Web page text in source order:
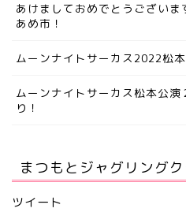
あけましておめでとうござい
あめ市！
ムーンナイトサーカス2022松
ムーンナイトサーカス松本公
り！
まつもとジャグリング
ツイート